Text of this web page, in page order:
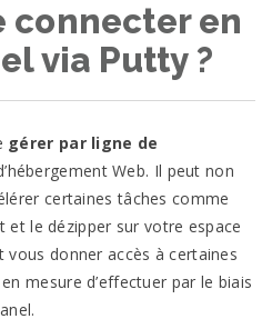
connecter en
via Putty ?
gérer par ligne de
Web. Il peut non
certaines tâches comme
le dézipper sur votre espace
donner accès à certaines
mesure d’effectuer par le biais